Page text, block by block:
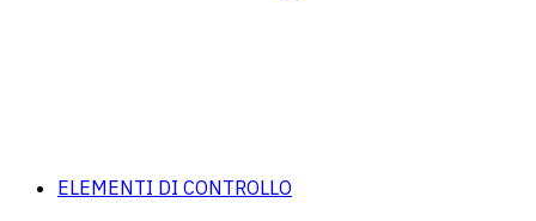
ELEMENTI DI CONTROLLO